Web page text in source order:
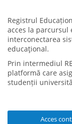
Registrul
acces la parcursul
interconectarea
educaţional.
Prin intermediul
platformă care
studenții
Acces cont